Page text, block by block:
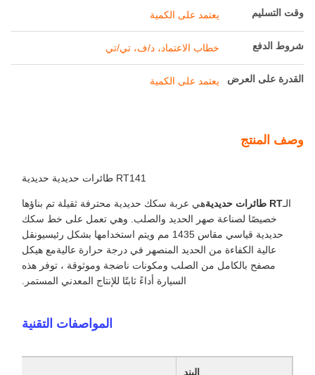
وقت التسليم يعتمد على الكمية
شروط الدفع خطاب الاعتماد، د/ف، تي/تي
القدرة على العرض يعتمد على الكمية
وصف المنتج
RT141 طائرات حديدية حديدية
الـRT طائرات حديدية
هي عربة سكك حديدية محترفة ثقيلة تم بناؤها
خصيصًا لصناعة صهر الحديد والصلب. وهي تعمل على خط سكك
حديدية قياسي مقاس 1435 مم ويتم استخدامها بشكل رئيسيونقل
عالية الكفاءة من الحديد المنصهر في درجة حرارة عاليةمع هيكل
مصفح بالكامل من الصلب ومكونات ناضجة وموثوقة ، توفر هذه
السيارة أداءً ثابتًا للإنتاج المعدني المستمر.
المواصفات التقنية
البند